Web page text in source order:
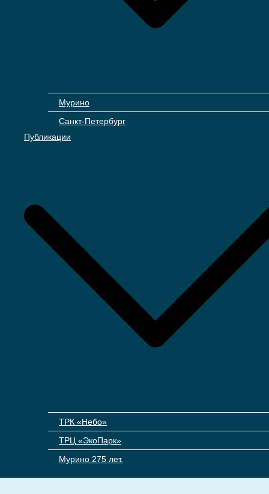
Мурино
Санкт-Петербург
Публикации
ТРК «Небо»
ТРЦ «ЭкоПарк»
Мурино 275 лет.